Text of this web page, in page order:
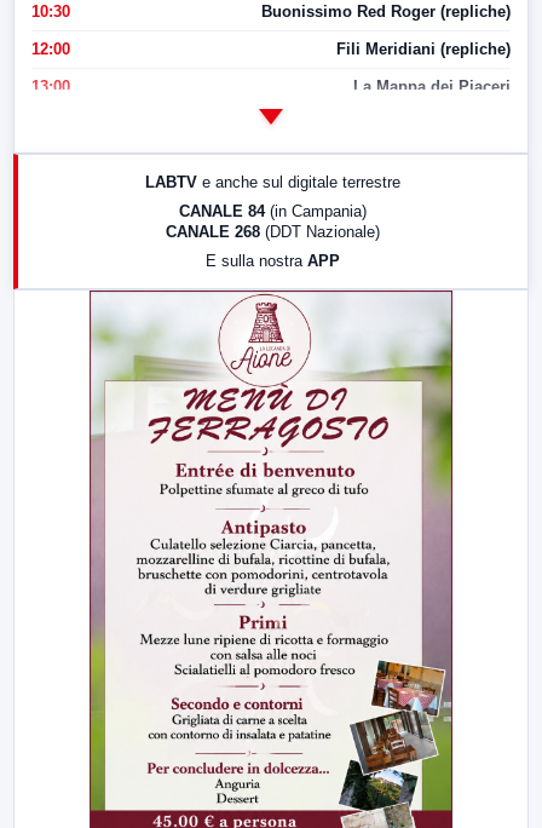
10:30 Buonissimo Red Roger (repliche)
12:00 Fili Meridiani (repliche)
13:00 La Mappa dei Piaceri
17:00 LabNews (replica)
LABTV e anche sul digitale terrestre
CANALE 84 (in Campania)
CANALE 268 (DDT Nazionale)
E sulla nostra APP